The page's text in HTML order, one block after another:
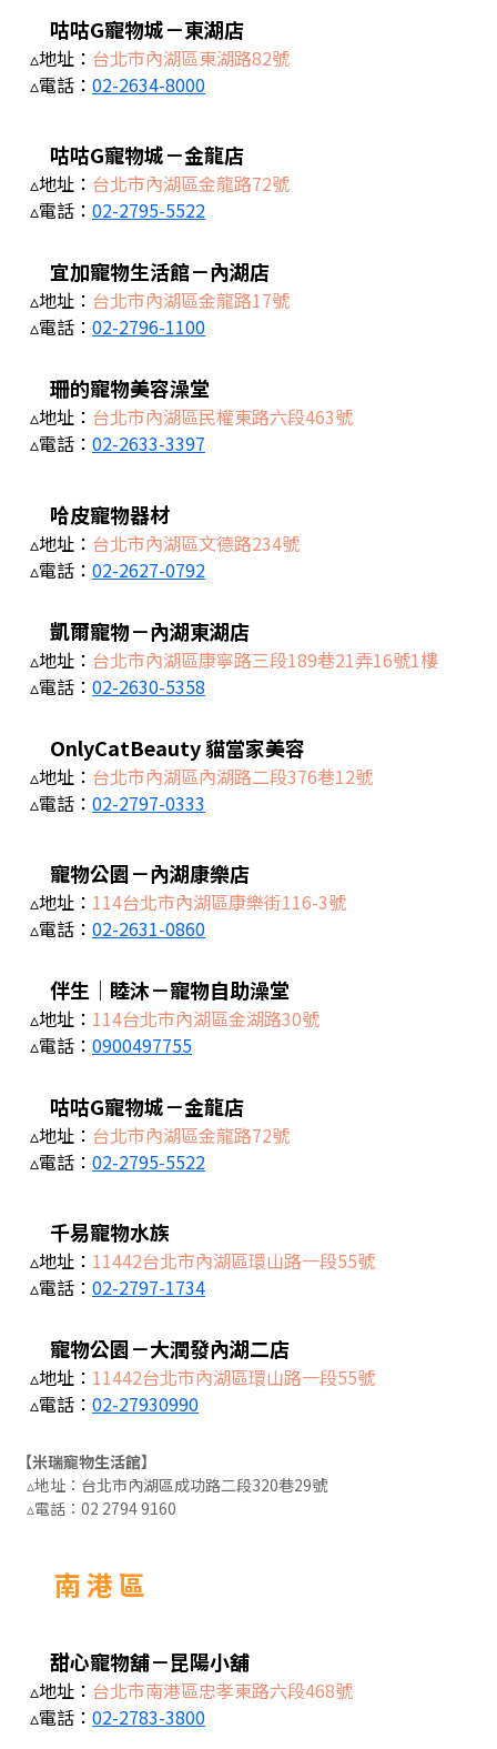
咕咕G寵物城－東湖店
▵地址： 台北市內湖區東湖路82號
▵電話： 02-2634-8000
咕咕G寵物城－金龍店
▵地址： 台北市內湖區金龍路72號
▵電話： 02-2795-5522
宜加寵物生活館－內湖店
▵地址： 台北市內湖區金龍路17號
▵電話： 02-2796-1100
珊的寵物美容澡堂
▵地址： 台北市內湖區民權東路六段463號
▵電話： 02-2633-3397
哈皮寵物器材
▵地址： 台北市內湖區文德路234號
▵電話： 02-2627-0792
凱爾寵物－內湖東湖店
▵地址： 台北市內湖區康寧路三段189巷21弄16號1樓
▵電話： 02-2630-5358
OnlyCatBeauty 貓當家美容
▵地址： 台北市內湖區內湖路二段376巷12號
▵電話： 02-2797-0333
寵物公園－內湖康樂店
▵地址： 114台北市內湖區康樂街116-3號
▵電話： 02-2631-0860
伴生｜睦沐－寵物自助澡堂
▵地址： 114台北市內湖區金湖路30號
▵電話： 0900497755
咕咕G寵物城－金龍店
▵地址： 台北市內湖區金龍路72號
▵電話： 02-2795-5522
千易寵物水族
▵地址： 11442台北市內湖區環山路一段55號
▵電話： 02-2797-1734
寵物公園－大潤發內湖二店
▵地址： 11442台北市內湖區環山路一段55號
▵電話： 02-27930990
【米瑞寵物生活館】
▵地址：台北市內湖區成功路二段320巷29號
▵電話： 02 2794 9160
南 港 區
甜心寵物舖－昆陽小舖
▵地址： 台北市南港區忠孝東路六段468號
▵電話： 02-2783-3800